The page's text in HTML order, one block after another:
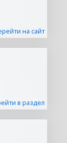
на сайт
в раздел